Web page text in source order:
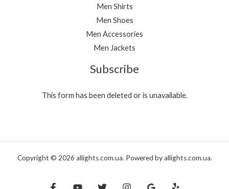
Men Shirts
Men Shoes
Men Accessories
Men Jackets
Subscribe
This form has been deleted or is unavailable.
Copyright © 2026 allights.com.ua. Powered by allights.com.ua.